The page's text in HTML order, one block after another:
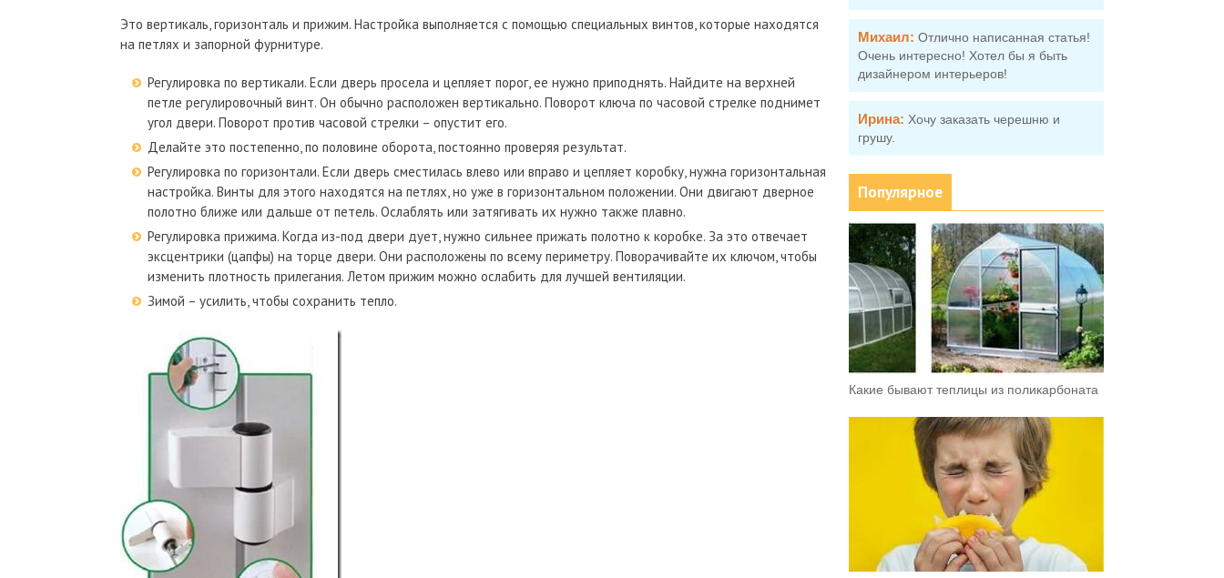
Это вертикаль, горизонталь и прижим. Настройка выполняется с помощью специальных винтов, которые находятся
на петлях и запорной фурнитуре.
Регулировка по вертикали. Если дверь просела и цепляет порог, ее нужно приподнять. Найдите на верхней
петле регулировочный винт. Он обычно расположен вертикально. Поворот ключа по часовой стрелке поднимет
угол двери. Поворот против часовой стрелки – опустит его.
Делайте это постепенно, по половине оборота, постоянно проверяя результат.
Регулировка по горизонтали. Если дверь сместилась влево или вправо и цепляет коробку, нужна горизонтальная
настройка. Винты для этого находятся на петлях, но уже в горизонтальном положении. Они двигают дверное
полотно ближе или дальше от петель. Ослаблять или затягивать их нужно также плавно.
Регулировка прижима. Когда из-под двери дует, нужно сильнее прижать полотно к коробке. За это отвечает
эксцентрики (цапфы) на торце двери. Они расположены по всему периметру. Поворачивайте их ключом, чтобы
изменить плотность прилегания. Летом прижим можно ослабить для лучшей вентиляции.
Зимой – усилить, чтобы сохранить тепло.
Михаил: Отлично написанная статья!
Очень интересно! Хотел бы я быть
дизайнером интерьеров!
Ирина: Хочу заказать черешню и
грушу.
Популярное
Какие бывают теплицы из поликарбоната